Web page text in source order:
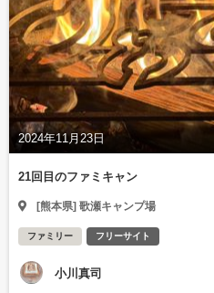
2024年11月23日
21回目のファミキャン
[熊本県] 歌瀬キャンプ場
ファミリー フリーサイト
小川真司